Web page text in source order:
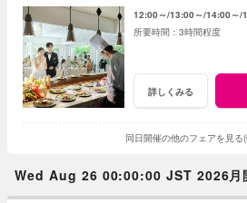
12:00～ 13:00～ 14:00～
3時間程度
詳しくみる
同日開催の他のフェアを見る
Wed Aug 26 00:00:00 JST 2026月